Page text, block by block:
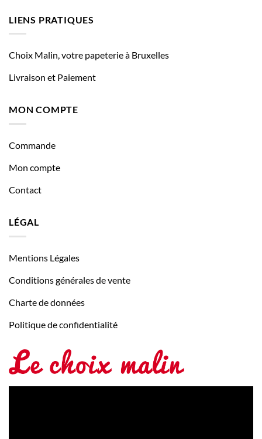
LIENS PRATIQUES
Choix Malin, votre papeterie à Bruxelles
Livraison et Paiement
MON COMPTE
Commande
Mon compte
Contact
LÉGAL
Mentions Légales
Conditions générales de vente
Charte de données
Politique de confidentialité